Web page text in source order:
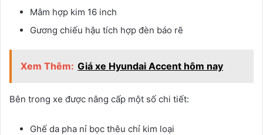
Mâm hợp kim 16 inch
Gương chiếu hậu tích hợp đèn báo rẽ
Xem Thêm: Giá xe Hyundai Accent hôm nay
Bên trong xe được nâng cấp một số chi tiết:
Ghế da pha nỉ bọc thêu chỉ kim loại